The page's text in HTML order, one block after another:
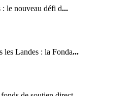
le nouveau défi d...
les Landes : la Fonda...